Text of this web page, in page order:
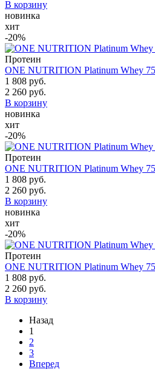
В корзину
новинка
хит
-20%
Протеин
ONE NUTRITION Platinum Whey
1 808 руб.
2 260 руб.
В корзину
новинка
хит
-20%
Протеин
ONE NUTRITION Platinum Whey
1 808 руб.
2 260 руб.
В корзину
новинка
хит
-20%
Протеин
ONE NUTRITION Platinum Whey
1 808 руб.
2 260 руб.
В корзину
Назад
1
2
3
Вперед